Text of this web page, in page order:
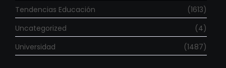
Tendencias Educación
(1613)
Uncategorized
(4)
Universidad
(1487)